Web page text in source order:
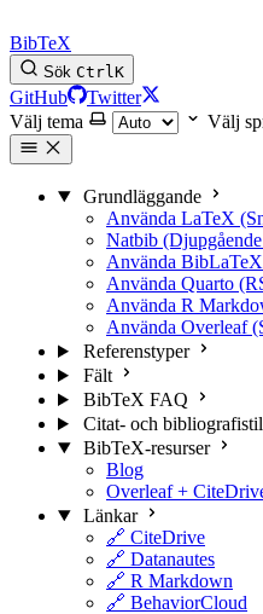
BibTeX
Sök CtrlK
GitHub
Twitter
Välj tema
Välj
Grundläggande
Använda LaTeX
Natbib
Använda
Använda Quarto
Använda R
Använda Overleaf
Referenstyper
Fält
BibTeX FAQ
Citat- och
BibTeX-resurser
Blog
Overleaf +
Länkar
🔗 CiteDrive
🔗 Datanautes
🔗 R Markdown
🔗 BehaviorCloud